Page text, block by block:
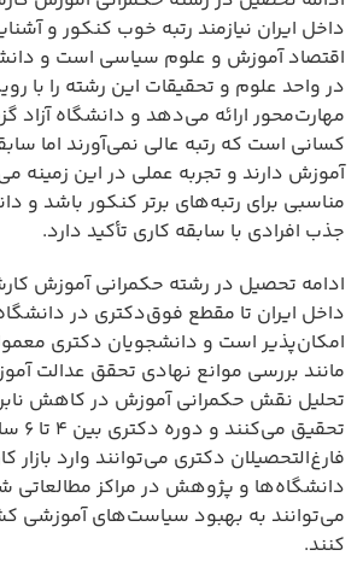
داخل ایران نیازمند رتبه خوب کنکور و
اقتصاد آموزش و علوم سیاسی است و
در واحد علوم و تحقیقات این رشته را با
مهارت‌محور ارائه می‌دهد و دانشگاه آزاد
کسانی است که رتبه عالی نمی‌آورند اما
آموزش دارند و تجربه عملی در این زمینه
مناسبی برای رتبه‌های برتر کنکور باشد و
جذب افرادی با سابقه کاری تأکید دارد.
ادامه تحصیل در رشته حکمرانی آموزش
داخل ایران تا مقطع فوق‌دکتری در
امکان‌پذیر است و دانشجویان دکتری
مانند بررسی موانع نهادی تحقق عدالت
تحلیل نقش حکمرانی آموزش در کاهش
فارغ‌التحصیلان دکتری می‌توانند وارد بازار
دانشگاه‌ها و پژوهش در مراکز مطالعاتی
می‌توانند به بهبود سیاست‌های آموزشی
کنند.